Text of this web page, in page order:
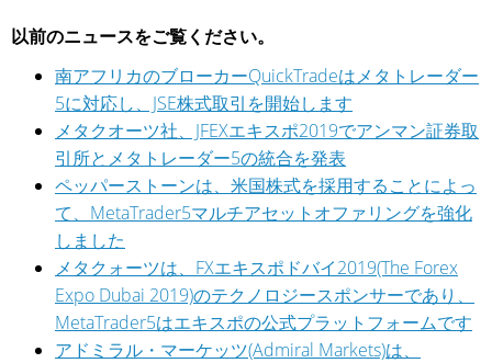
以前のニュースをご覧ください。
南アフリカのブローカーQuickTradeはメタトレーダー
5に対応し、JSE株式取引を開始します
メタクオーツ社、JFEXエキスポ2019でアンマン証券取
引所とメタトレーダー5の統合を発表
ペッパーストーンは、米国株式を採用することによっ
て、MetaTrader5マルチアセットオファリングを強化
しました
メタクォーツは、FXエキスポドバイ2019(The Forex
Expo Dubai 2019)のテクノロジースポンサーであり、
MetaTrader5はエキスポの公式プラットフォームです
アドミラル・マーケッツ(Admiral Markets)は、